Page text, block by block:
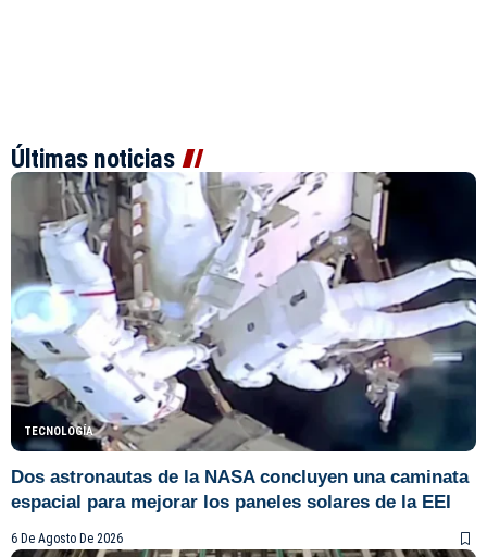
Últimas noticias
TECNOLOGÍA
Dos astronautas de la NASA concluyen una caminata
espacial para mejorar los paneles solares de la EEI
6 De Agosto De 2026